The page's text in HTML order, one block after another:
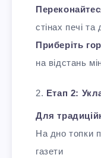
стінах печі та
Приберіть
на відстань
Етап 2:
Для
На дно топки
газети